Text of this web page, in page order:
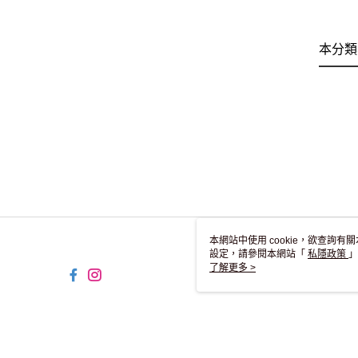
本分
本網站中使用 cookie，欲查詢有
設定，請參閱本網站「 私隱政策
用 cookie。
了解更多 >